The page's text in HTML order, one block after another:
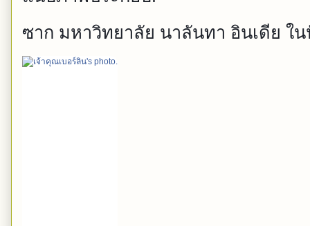
ซาก มหาวิทยาลัย นาลันทา อินเดีย ใ